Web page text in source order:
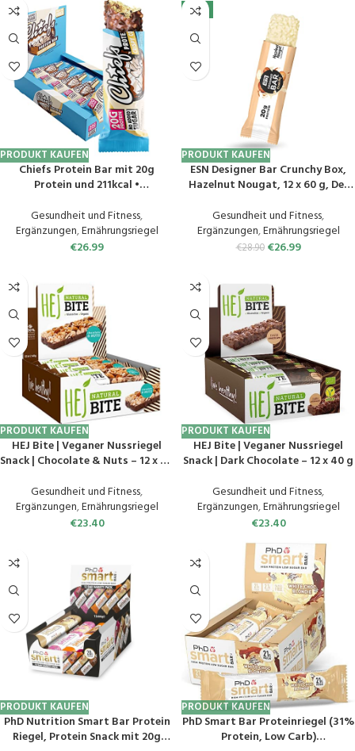
PRODUKT KAUFEN
Chiefs Protein Bar mit 20g
Protein und 211kcal •
Protein • 12 x 55g (Crispy Cookie)
Gesundheit und Fitness,
Ergänzungen,Ernährungsriegel
€26.99
-7%
PRODUKT KAUFEN
ESN Designer Bar Crunchy Box,
Hazelnut Nougat, 12 x 60 g, Der
Protein pro Riegel, geprüfte
Qualität – made in Germany
Gesundheit und Fitness,
Ergänzungen,Ernährungsriegel
€28.90 €26.99
PRODUKT KAUFEN
HEJ Bite | Veganer Nussriegel
Snack | Chocolate & Nuts – 12 x 40
Gesundheit und Fitness,
Ergänzungen,Ernährungsriegel
€23.40
PRODUKT KAUFEN
HEJ Bite | Veganer Nussriegel
Snack | Dark Chocolate – 12 x 40 g
Gesundheit und Fitness,
Ergänzungen,Ernährungsriegel
€23.40
PRODUKT KAUFEN
PhD Nutrition Smart Bar Protein
Riegel, Protein Snack mit 20g
PRODUKT KAUFEN
PhD Smart Bar Proteinriegel (31%
Protein, Low Carb)